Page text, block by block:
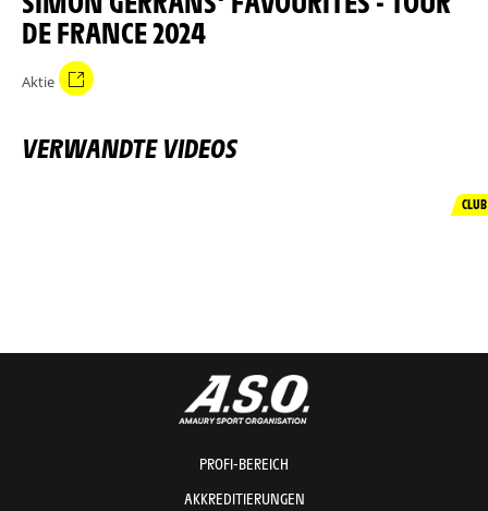
DE FRANCE 2024
Aktie
VERWANDTE VIDEOS
CLUB
PROFI-BEREICH
AKKREDITIERUNGEN